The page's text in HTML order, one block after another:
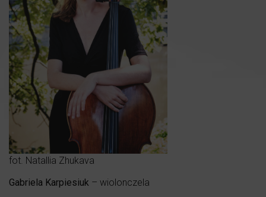
fot. Natallia Zhukava
Gabriela Karpiesiuk – wiolonczela